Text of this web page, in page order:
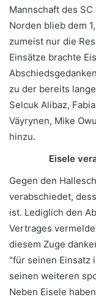
Mannschaft des
Norden blieb dem
zumeist nur die
Einsätze brachte
zu der bereits
Selcuk Alibaz,
Väyrynen, Mike
hinzu.
Eisele
Gegen den
verabschiedet,
ist. Lediglich den
Vertrages
diesem Zuge
"für seinen Einsatz
seinen weiteren
Neben Eisele